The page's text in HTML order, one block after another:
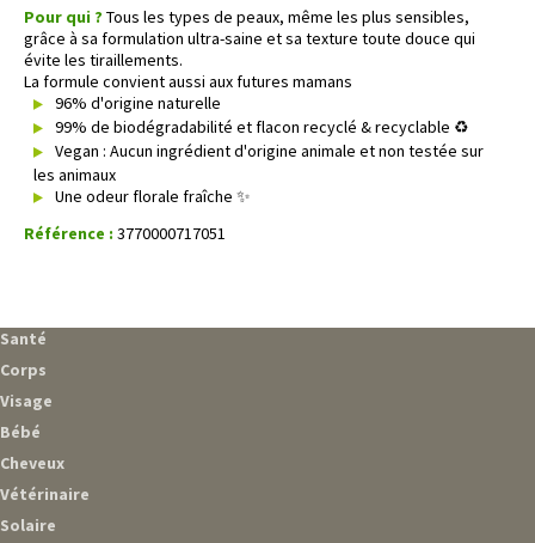
Pour qui ? Tous les types de peaux, même les plus sensibles,
grâce à sa formulation ultra-saine et sa texture toute douce qui
évite les tiraillements.
La formule convient aussi aux futures mamans
96% d'origine naturelle
99% de biodégradabilité et flacon recyclé & recyclable ♻️
Vegan : Aucun ingrédient d'origine animale et non testée sur
les animaux
Une odeur florale fraîche✨
Référence : 3770000717051
Santé
Corps
Visage
Bébé
Cheveux
Vétérinaire
Solaire